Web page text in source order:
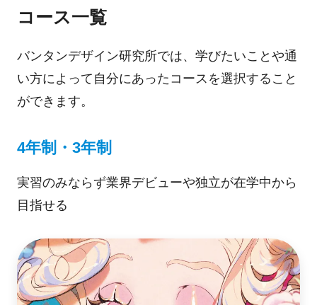
コース一覧
バンタンデザイン研究所では、学びたいことや通
い方によって自分にあったコースを選択すること
ができます。
4年制・3年制
実習のみならず業界デビューや独立が在学中から
目指せる